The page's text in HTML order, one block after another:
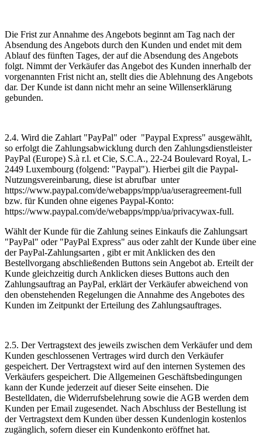
Die Frist zur Annahme des Angebots beginnt am Tag nach der
Absendung des Angebots durch den Kunden und endet mit dem
Ablauf des fünften Tages, der auf die Absendung des Angebots
folgt. Nimmt der Verkäufer das Angebot des Kunden innerhalb der
vorgenannten Frist nicht an, stellt dies die Ablehnung des Angebots
dar. Der Kunde ist dann nicht mehr an seine Willenserklärung
gebunden.
2.4. Wird die Zahlart "PayPal" oder "Paypal Express" ausgewählt,
so erfolgt die Zahlungsabwicklung durch den Zahlungsdienstleister
PayPal (Europe) S.à r.l. et Cie, S.C.A., 22-24 Boulevard Royal, L-
2449 Luxembourg (folgend: "Paypal"). Hierbei gilt die Paypal-
Nutzungsvereinbarung, diese ist abrufbar unter
https://www.paypal.com/de/webapps/mpp/ua/useragreement-full
bzw. für Kunden ohne eigenes Paypal-Konto:
https://www.paypal.com/de/webapps/mpp/ua/privacywax-full.
Wählt der Kunde für die Zahlung seines Einkaufs die Zahlungsart
"PayPal" oder "PayPal Express" aus oder zahlt der Kunde über eine
der PayPal-Zahlungsarten , gibt er mit Anklicken des den
Bestellvorgang abschließenden Buttons sein Angebot ab. Erteilt der
Kunde gleichzeitig durch Anklicken dieses Buttons auch den
Zahlungsauftrag an PayPal, erklärt der Verkäufer abweichend von
den obenstehenden Regelungen die Annahme des Angebotes des
Kunden im Zeitpunkt der Erteilung des Zahlungsauftrages.
2.5. Der Vertragstext des jeweils zwischen dem Verkäufer und dem
Kunden geschlossenen Vertrages wird durch den Verkäufer
gespeichert. Der Vertragstext wird auf den internen Systemen des
Verkäufers gespeichert. Die Allgemeinen Geschäftsbedingungen
kann der Kunde jederzeit auf dieser Seite einsehen. Die
Bestelldaten, die Widerrufsbelehrung sowie die AGB werden dem
Kunden per Email zugesendet. Nach Abschluss der Bestellung ist
der Vertragstext dem Kunden über dessen Kundenlogin kostenlos
zugänglich, sofern dieser ein Kundenkonto eröffnet hat.